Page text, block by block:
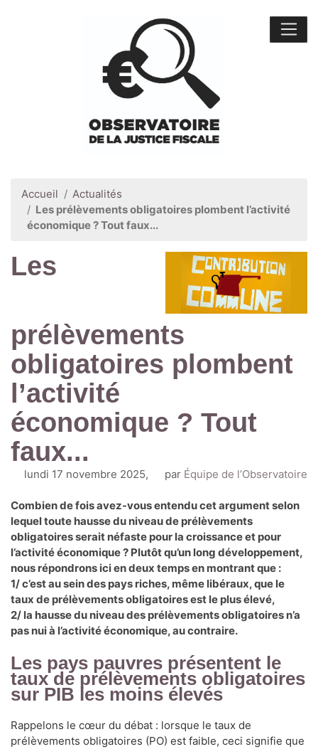
Accueil
Actualités
Les prélèvements obligatoires plombent l’activité
économique ? Tout faux...
Les
prélèvements
obligatoires plombent
l’activité
économique ? Tout
faux...
lundi 17 novembre 2025, par Équipe de l’Observatoire
Combien de fois avez-vous entendu cet argument selon
lequel toute hausse du niveau de prélèvements
obligatoires serait néfaste pour la croissance et pour
l’activité économique ? Plutôt qu’un long développement,
nous répondrons ici en deux temps en montrant que :
1/ c’est au sein des pays riches, même libéraux, que le
taux de prélèvements obligatoires est le plus élevé,
2/ la hausse du niveau des prélèvements obligatoires n’a
pas nui à l’activité économique, au contraire.
Les pays pauvres présentent le
taux de prélèvements obligatoires
sur PIB les moins élevés
Rappelons le cœur du débat : lorsque le taux de
prélèvements obligatoires (PO) est faible, ceci signifie que